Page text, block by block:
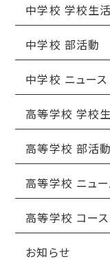
中学校 学校生活
中学校 部活動
中学校 ニュース
高等学校 学校
高等学校 部活動
高等学校 ニュー
高等学校 コース
お知らせ